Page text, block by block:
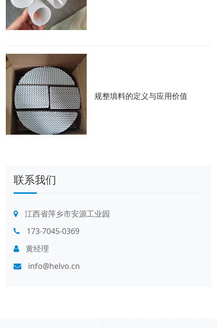
规整填料的定义与应用价值
联系我们
江西省萍乡市安源工业园
173-7045-0369
黄经理
info@helvo.cn